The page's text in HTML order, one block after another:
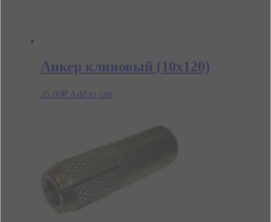
Анкер клиновый (10х120)
25.00₽ Add to cart